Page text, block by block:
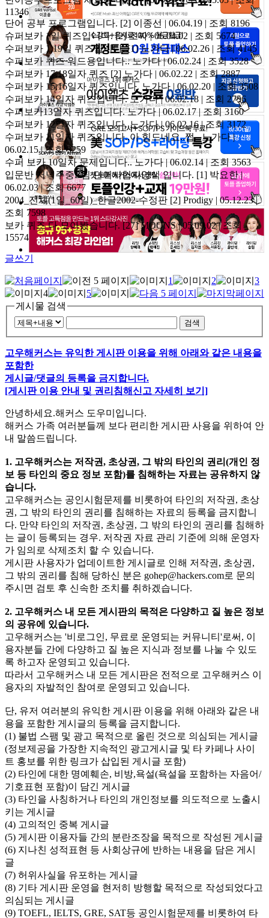
11346
단어 공부 프로그램입니다. [2] 이종선 | 06.04.19 | 조회 8196
슈퍼보카 1일 퀴즈입니다.[2] 초짜 | 06.04.02 | 조회 5674
수퍼보카 1,19일 퀴즈입니다.[1] 노가다 | 06.02.26 | 조회 4145
수퍼보카 퀴즈 워드용입니다..노가다 | 06.02.24 | 조회 3528
수퍼보카 17,18일자 퀴즈 [2] 노가다 | 06.02.22 | 조회 2887
수퍼보카 15,16일자 퀴즈입니다. 노가다 | 06.02.20 | 조회 3508
수퍼보카 14일자 퀴즈입니다. 노가다 | 06.02.18 | 조회 2756
수퍼보카13일자 퀴즈입니다.노가다 | 06.02.17 | 조회 3160
수퍼보카 12일자 퀴즈입니다.노가다 | 06.02.16 | 조회 3172
수퍼보카 11일자 퀴즈입니다..아 힘드네요..쩝..노가다 |
06.02.15 | 조회 3259
수퍼 보카 10일차 문제입니다..노가다 | 06.02.14 | 조회 3563
입문반 저녁주중B팀 단어시험지양식 입니다. [1] 박요한 |
06.02.03 | 조회 6677
2004_전체(1일_60일)_한글2002-수정판 [2] Prodigy | 05.12.23 |
조회 7598
보카 퀴즈 다 모아봤습니다.[27] MOONS | 05.09.02 | 조회
15574
글쓰기
1 2
3
4
5
게시물 검색
검색
고우해커스는 유익한 게시판 이용을 위해 아래와 같은 내용을
포함한
게시글/댓글의 등록을 금지합니다.
[게시판 이용 안내 및 권리침해신고 자세히 보기]
안녕하세요.해커스 도우미입니다.
해커스 가족 여러분들께 보다 편리한 게시판 사용을 위하여 안
내 말씀드립니다.
1. 고우해커스는 저작권, 초상권, 그 밖의 타인의 권리(개인 정
보 등 타인의 중요 정보 포함)를 침해하는 자료는 공유하지 않
습니다.
고우해커스는 공인시험문제를 비롯하여 타인의 저작권, 초상
권, 그 밖의 타인의 권리를 침해하는 자료의 등록을 금지합니
다. 만약 타인의 저작권, 초상권, 그 밖의 타인의 권리를 침해하
는 글이 등록되는 경우. 저작권 자료 관리 기준에 의해 운영자
가 임의로 삭제조치 할 수 있습니다.
게시판 사용자가 업데이트한 게시글로 인해 저작권, 초상권,
그 밖의 권리를 침해 당하신 분은 gohep@hackers.com로 문의
주시면 검토 후 신속한 조치를 취하겠습니다.
2. 고우해커스 내 모든 게시판의 목적은 다양하고 질 높은 정보
의 공유에 있습니다.
고우해커스는 '비로그인, 무료로 운영되는 커뮤니티'로써, 이
용자분들 간에 다양하고 질 높은 지식과 정보를 나눌 수 있도
록 하고자 운영되고 있습니다.
따라서 고우해커스 내 모든 게시판은 전적으로 고우해커스 이
용자의 자발적인 참여로 운영되고 있습니다.
단, 유저 여러분의 유익한 게시판 이용을 위해 아래와 같은 내
용을 포함한 게시글의 등록을 금지합니다.
(1) 불법 스팸 및 광고 목적으로 올린 것으로 의심되는 게시글
(정보제공을 가장한 지속적인 광고게시글 및 타 카페나 사이
트 홍보를 위한 링크가 삽입된 게시글 포함)
(2) 타인에 대한 명예훼손, 비방,욕설(욕설을 포함하는 자음어/
기호표현 포함)이 담긴 게시글
(3) 타인을 사칭하거나 타인의 개인정보를 의도적으로 노출시
키는 게시글
(4) 고의적인 중복 게시글
(5) 게시판 이용자들 간의 분란조장을 목적으로 작성된 게시글
(6) 지나친 성적표현 등 사회상규에 반하는 내용을 담은 게시
글
(7) 허위사실을 유포하는 게시글
(8) 기타 게시판 운영을 현저히 방행할 목적으로 작성되었다고
의심되는 게시글
(9) TOEFL, IELTS, GRE, SAT등 공인시험문제를 비롯하여 타